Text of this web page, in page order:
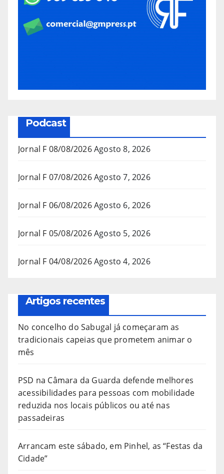
Podcast
Jornal F 08/08/2026Agosto 8, 2026
Jornal F 07/08/2026Agosto 7, 2026
Jornal F 06/08/2026Agosto 6, 2026
Jornal F 05/08/2026Agosto 5, 2026
Jornal F 04/08/2026Agosto 4, 2026
Artigos recentes
No concelho do Sabugal já começaram as
tradicionais capeias que prometem animar o
mês
PSD na Câmara da Guarda defende melhores
acessibilidades para pessoas com mobilidade
reduzida nos locais públicos ou até nas
passadeiras
Arrancam este sábado, em Pinhel, as “Festas da
Cidade”